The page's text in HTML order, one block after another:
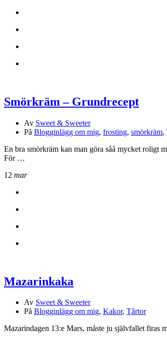
Smörkräm – Grundrecept
Av Sweet & Sweeter
På Blogginlägg om mig, frosting, smörkräm,
En bra smörkräm kan man göra såå mycket roligt
För …
12 mar
Mazarinkaka
Av Sweet & Sweeter
På Blogginlägg om mig, Kakor, Tårtor
Mazarindagen 13:e Mars, måste ju självfallet firas